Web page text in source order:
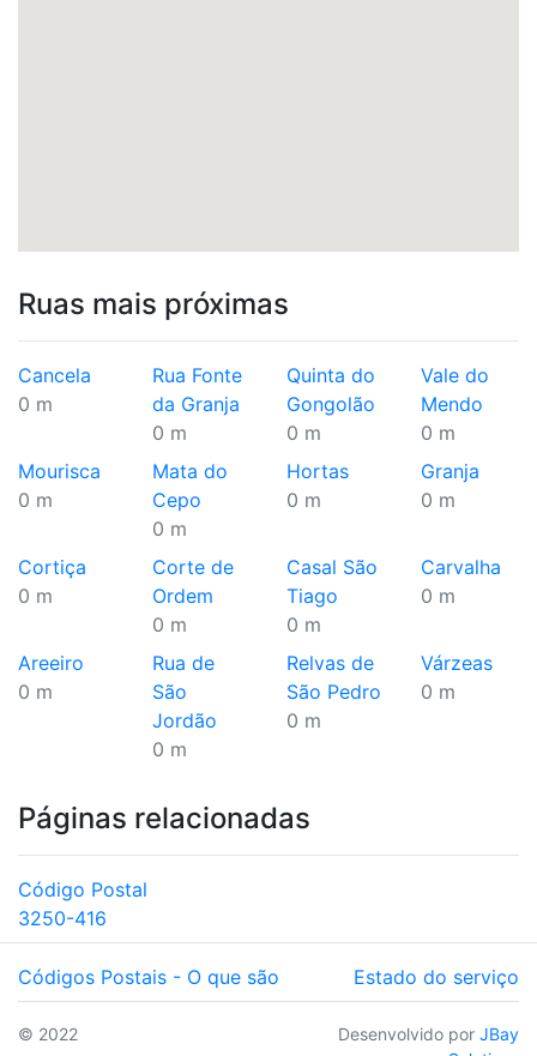
Ruas mais próximas
Cancela
0 m
Rua Fonte
da Granja
0 m
Quinta do
Gongolão
0 m
Vale do
Mendo
0 m
Mourisca
0 m
Mata do
Cepo
0 m
Hortas
0 m
Granja
0 m
Cortiça
0 m
Corte de
Ordem
0 m
Casal São
Tiago
0 m
Carvalha
0 m
Areeiro
0 m
Rua de
São
Jordão
0 m
Relvas de
São Pedro
0 m
Várzeas
0 m
Páginas relacionadas
Código Postal
3250-416
Códigos Postais - O que são Estado do serviço
© 2022 Desenvolvido por JBay